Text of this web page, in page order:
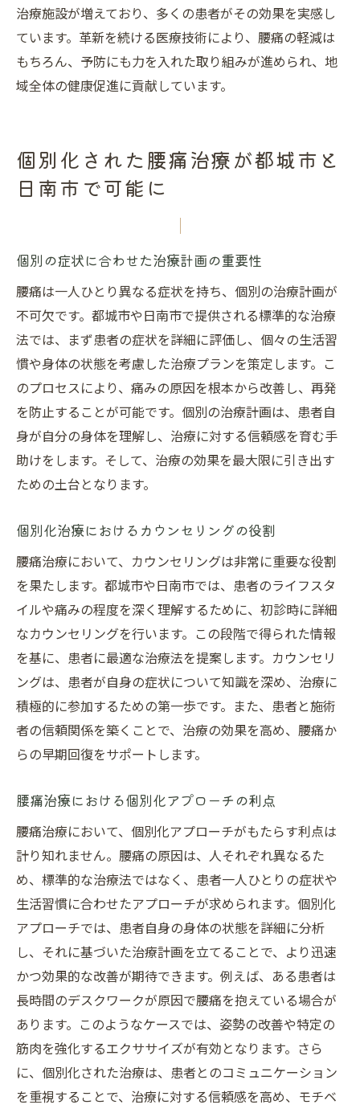
治療施設が増えており、多くの患者がその効果を実感し
ています。革新を続ける医療技術により、腰痛の軽減は
もちろん、予防にも力を入れた取り組みが進められ、地
域全体の健康促進に貢献しています。
個別化された腰痛治療が都城市と
日南市で可能に
個別の症状に合わせた治療計画の重要性
腰痛は一人ひとり異なる症状を持ち、個別の治療計画が
不可欠です。都城市や日南市で提供される標準的な治療
法では、まず患者の症状を詳細に評価し、個々の生活習
慣や身体の状態を考慮した治療プランを策定します。こ
のプロセスにより、痛みの原因を根本から改善し、再発
を防止することが可能です。個別の治療計画は、患者自
身が自分の身体を理解し、治療に対する信頼感を育む手
助けをします。そして、治療の効果を最大限に引き出す
ための土台となります。
個別化治療におけるカウンセリングの役割
腰痛治療において、カウンセリングは非常に重要な役割
を果たします。都城市や日南市では、患者のライフスタ
イルや痛みの程度を深く理解するために、初診時に詳細
なカウンセリングを行います。この段階で得られた情報
を基に、患者に最適な治療法を提案します。カウンセリ
ングは、患者が自身の症状について知識を深め、治療に
積極的に参加するための第一歩です。また、患者と施術
者の信頼関係を築くことで、治療の効果を高め、腰痛か
らの早期回復をサポートします。
腰痛治療における個別化アプローチの利点
腰痛治療において、個別化アプローチがもたらす利点は
計り知れません。腰痛の原因は、人それぞれ異なるた
め、標準的な治療法ではなく、患者一人ひとりの症状や
生活習慣に合わせたアプローチが求められます。個別化
アプローチでは、患者自身の身体の状態を詳細に分析
し、それに基づいた治療計画を立てることで、より迅速
かつ効果的な改善が期待できます。例えば、ある患者は
長時間のデスクワークが原因で腰痛を抱えている場合が
あります。このようなケースでは、姿勢の改善や特定の
筋肉を強化するエクササイズが有効となります。さら
に、個別化された治療は、患者とのコミュニケーション
を重視することで、治療に対する信頼感を高め、モチベ